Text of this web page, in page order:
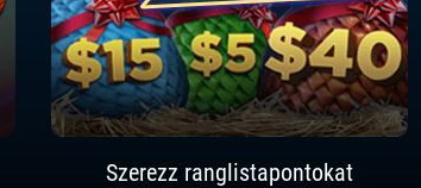
Szerezz ranglistapontokat